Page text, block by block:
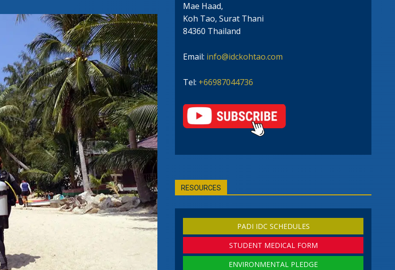
Mae Haad,
Koh Tao, Surat Thani
84360 Thailand
Email: info@idckohtao.com
Tel: +66987044736
RESOURCES
PADI IDC SCHEDULES
STUDENT MEDICAL FORM
ENVIRONMENTAL PLEDGE